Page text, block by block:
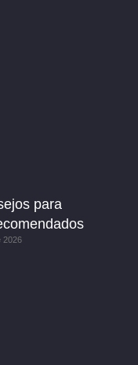
para
2026